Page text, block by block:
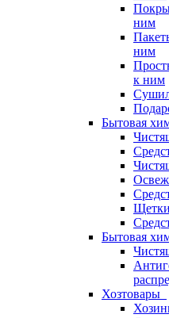
ним
ним
к ним
Бытовая
Бытовая
Хозтовары